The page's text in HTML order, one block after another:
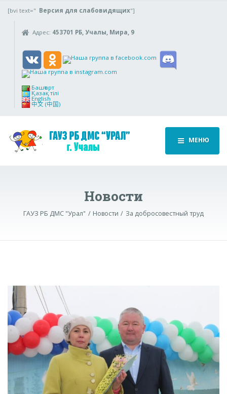
[bvi text=" Версия для слабовидящих"]
Адрес: 453701 РБ, Учалы, Мира, 9
Башҡорт
Қазақ тілі
English
中文 (中国)
МЕНЮ
Новости
ГАУЗ РБ ДМС "Урал" Новости За добросовестный труд